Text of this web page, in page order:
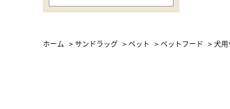
ホーム >サンドラッグ >ペット >ペットフード >犬用